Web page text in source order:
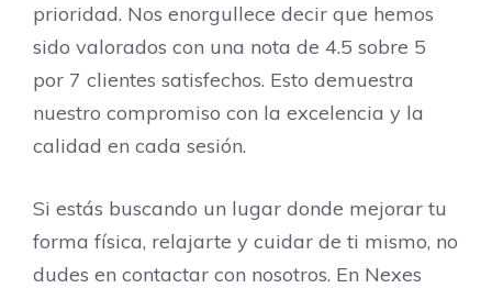
prioridad. Nos enorgullece decir que hemos
sido valorados con una nota de 4.5 sobre 5
por 7 clientes satisfechos. Esto demuestra
nuestro compromiso con la excelencia y la
calidad en cada sesión.
Si estás buscando un lugar donde mejorar tu
forma física, relajarte y cuidar de ti mismo, no
dudes en contactar con nosotros. En Nexes